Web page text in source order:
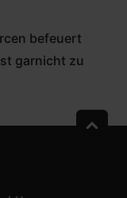
befeuert
garnicht zu